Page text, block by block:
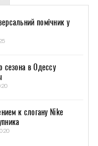
помічник у
сезона в Одессу
к слогану Nike